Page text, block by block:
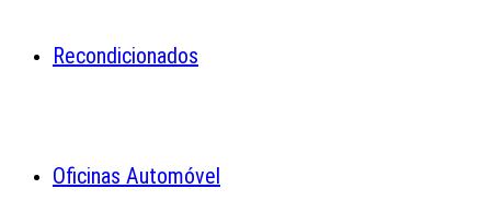
Recondicionados
Oficinas Automóvel